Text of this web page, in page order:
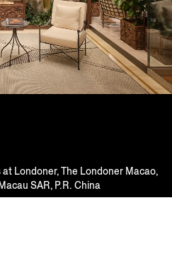
at Londoner, The Londoner Macao,
SAR, P.R. China